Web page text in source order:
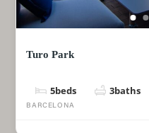
Turo Park
5beds 3baths
BARCELONA